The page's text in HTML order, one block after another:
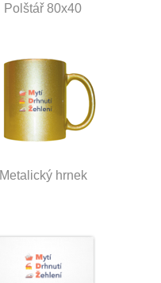
Polštář 80x40
Metalický hrnek